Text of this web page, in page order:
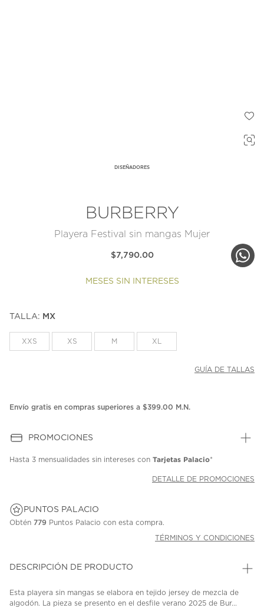
DISEÑADORES
BURBERRY
Playera Festival sin mangas Mujer
$7,790.00
MESES SIN INTERESES
TALLA: MX
XXS XS M XL
GUÍA DE TALLAS
Envío gratis en compras superiores a $399.00 M.N.
PROMOCIONES
Hasta 3 mensualidades sin intereses con Tarjetas Palacio*
DETALLE DE PROMOCIONES
PUNTOS PALACIO
Obtén 779 Puntos Palacio con esta compra.
TÉRMINOS Y CONDICIONES
DESCRIPCIÓN DE PRODUCTO
Esta playera sin mangas se elabora en tejido jersey de mezcla de
algodón. La pieza se presento en el desfile verano 2025 de Bur...